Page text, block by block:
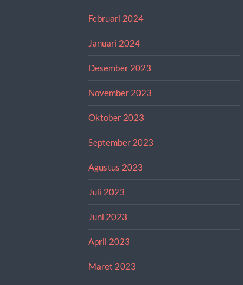
Februari 2024
Januari 2024
Desember 2023
November 2023
Oktober 2023
September 2023
Agustus 2023
Juli 2023
Juni 2023
April 2023
Maret 2023